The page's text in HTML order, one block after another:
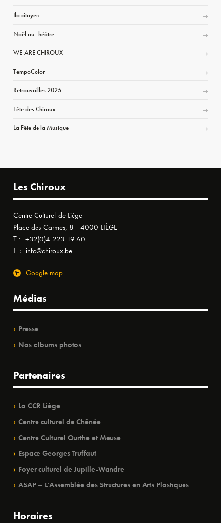
Ilo citoyen
Noël au Théâtre
WE ARE CHIROUX
TempoColor
Retrouvailles 2025
Fête des Chiroux
La Fête de la Musique
Les Chiroux
Centre Culturel de Liège
Place des Carmes, 8 - 4000 LIÈGE
T : +32(0)4 223 19 60
E : info@chiroux.be
Google map
Médias
Presse
Nos albums photos
Partenaires
La CCR Liège
Centre culturel de Chênée
Centre Culturel Ourthe et Meuse
Espace Georges Truffaut
Foyer culturel de Jupille-Wandre
ASAP – L’Assemblée des Structures en Arts Plastiques
Horaires